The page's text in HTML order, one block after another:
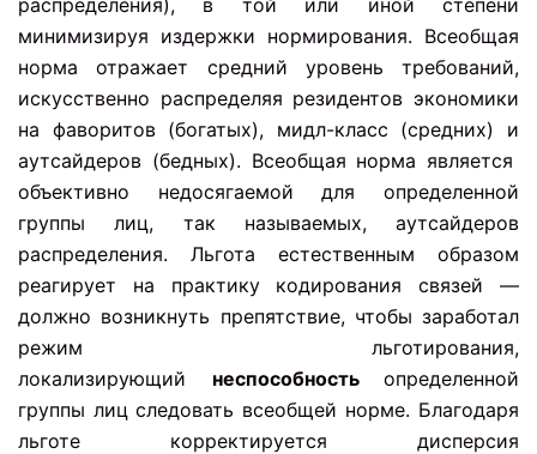
минимизируя издержки нормирования. Всеобщая
норма отражает средний уровень требований,
искусственно распределяя резидентов экономики
на фаворитов (богатых), мидл-класс (средних) и
аутсайдеров (бедных). Всеобщая норма является
объективно недосягаемой для определенной
группы лиц, так называемых, аутсайдеров
распределения. Льгота естественным образом
реагирует на практику кодирования связей —
должно возникнуть препятствие, чтобы заработал
режим льготирования,
локализирующий неспособность определенной
группы лиц следовать всеобщей норме. Благодаря
льготе корректируется дисперсия